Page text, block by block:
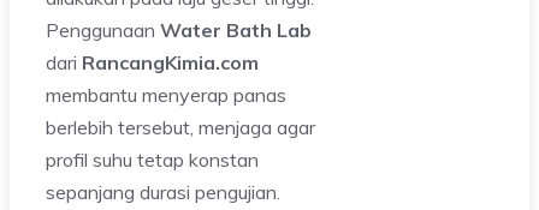
Penggunaan Water Bath Lab
dari RancangKimia.com
membantu menyerap panas
berlebih tersebut, menjaga agar
profil suhu tetap konstan
sepanjang durasi pengujian.